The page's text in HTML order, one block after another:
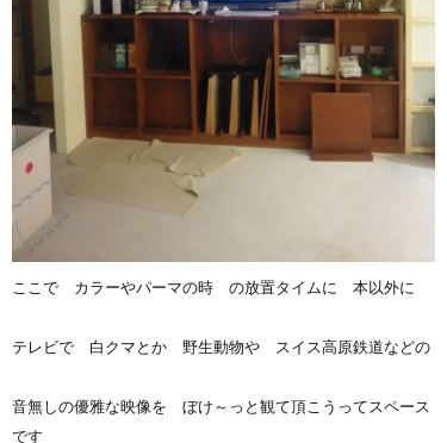
ここで カラーやパーマの時 の放置タイムに 本以外に
テレビで 白クマとか 野生動物や スイス高原鉄道などの
音無しの優雅な映像を ぼけ～っと観て頂こうってスペース
です